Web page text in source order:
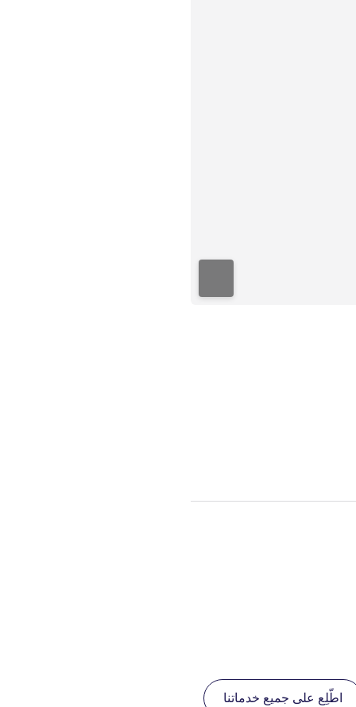
اطّلِع على جميع خدماتنا